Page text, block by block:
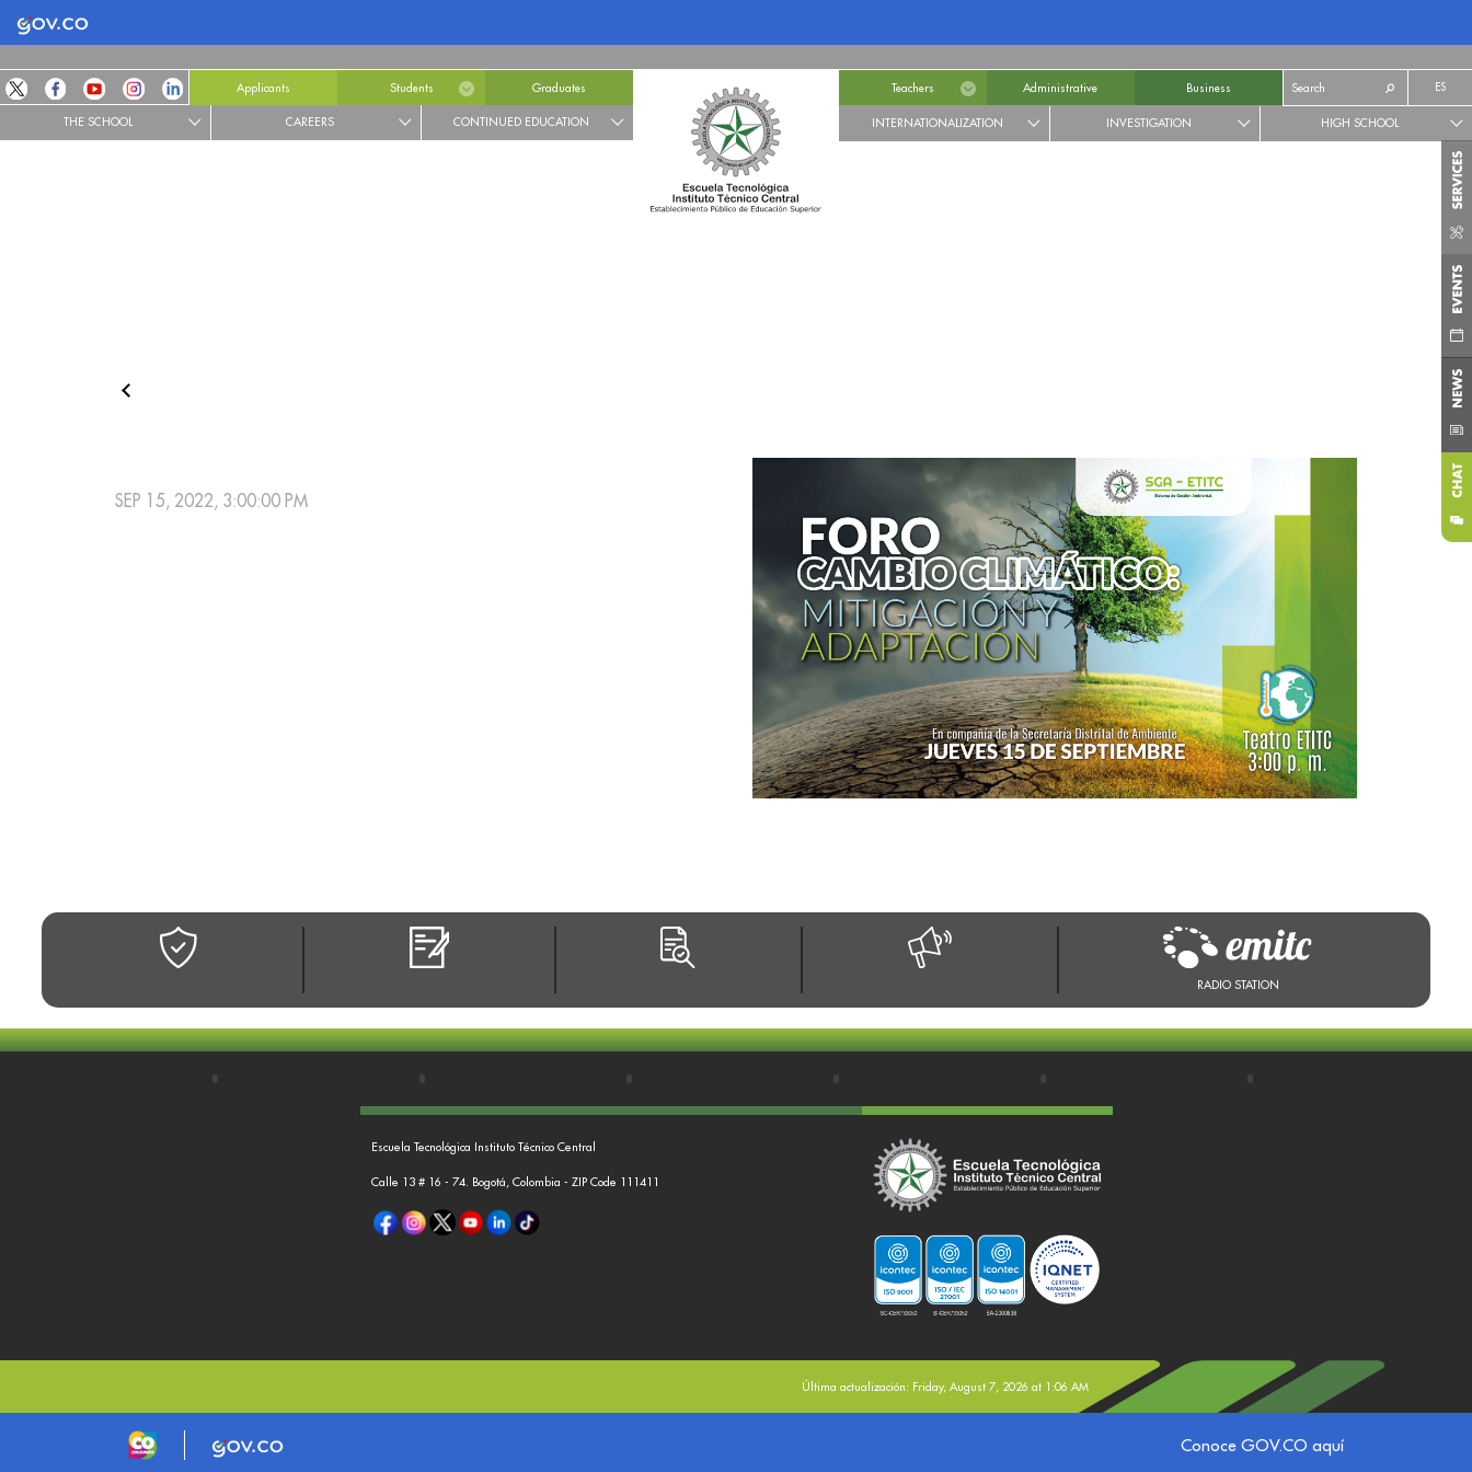
Logo Gobierno de Colombia
Applicants Students Graduates
THE SCHOOL CAREERS CONTINUED EDUCATION
Teachers Administrative Business ES
INTERNATIONALIZATION INVESTIGATION HIGH SCHOOL
RADIO STATION
SEP 15, 2022, 3:00:00 PM
Escuela Tecnológica Instituto Técnico Central
Calle 13 # 16 - 74. Bogotá, Colombia - ZIP Code 111411
Última actualización: Friday, August 7, 2026 at 1:06 AM
Logo marca ColombiaLogo Gobierno de Colombia Conoce GOV.CO aquí